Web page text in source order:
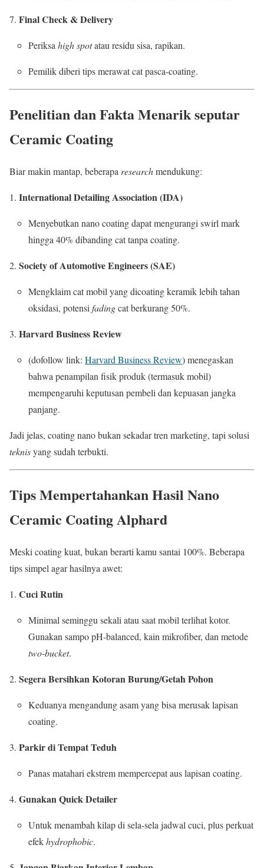
Final Check & Delivery
Periksa high spotatau residu sisa, rapikan.
Pemilik diberi tips merawat cat pasca-coating.
Penelitian dan Fakta Menarik seputar
Ceramic Coating
Biar makin mantap, beberapa researchmendukung:
International Detailing Association (IDA)
Menyebutkan nano coating dapat mengurangi swirl mark
hingga 40% dibanding cat tanpa coating.
Society of Automotive Engineers (SAE)
Mengklaim cat mobil yang dicoating keramik lebih tahan
oksidasi, potensi fadingcat berkurang 50%.
Harvard Business Review
(dofollow link: Harvard Business Review) menegaskan
bahwa penampilan fisik produk (termasuk mobil)
mempengaruhi keputusan pembeli dan kepuasan jangka
panjang.
Jadi jelas, coating nano bukan sekadar tren marketing, tapi solusi
teknisyang sudah terbukti.
Tips Mempertahankan Hasil Nano
Ceramic Coating Alphard
Meski coating kuat, bukan berarti kamu santai 100%. Beberapa
tips simpel agar hasilnya awet:
Cuci Rutin
Minimal seminggu sekali atau saat mobil terlihat kotor.
Gunakan sampo pH-balanced, kain mikrofiber, dan metode
two-bucket.
Segera Bersihkan Kotoran Burung/Getah Pohon
Keduanya mengandung asam yang bisa merusak lapisan
coating.
Parkir di Tempat Teduh
Panas matahari ekstrem mempercepat aus lapisan coating.
Gunakan Quick Detailer
Untuk menambah kilap di sela-sela jadwal cuci, plus perkuat
efekhydrophobic.